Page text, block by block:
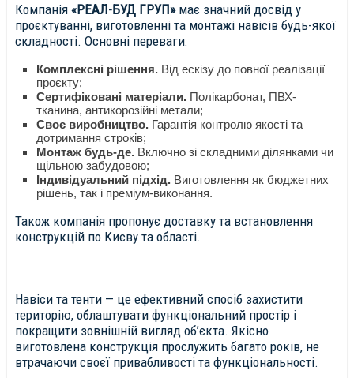
Компанія«РЕАЛ-БУД ГРУП»має значний досвід у
проєктуванні, виготовленні та монтажі навісів будь-якої
складності. Основні переваги:
Комплексні рішення. Від ескізу до повної реалізації
проєкту;
Сертифіковані матеріали. Полікарбонат, ПВХ-
тканина, антикорозійні метали;
Своє виробництво. Гарантія контролю якості та
дотримання строків;
Монтаж будь-де. Включно зі складними ділянками чи
щільною забудовою;
Індивідуальний підхід. Виготовлення як бюджетних
рішень, так і преміум-виконання.
Також компанія пропонує доставку та встановлення
конструкцій по Києву та області.
Навіси та тенти — це ефективний спосіб захистити
територію, облаштувати функціональний простір і
покращити зовнішній вигляд об’єкта. Якісно
виготовлена конструкція прослужить багато років, не
втрачаючи своєї привабливості та функціональності.